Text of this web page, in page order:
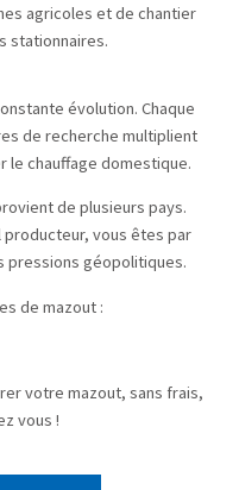
agricoles et de chantier
stationnaires.
évolution. Chaque
de recherche multiplient
le chauffage domestique.
de plusieurs pays.
producteur, vous êtes par
pressions géopolitiques.
de mazout :
votre mazout, sans frais,
vous !